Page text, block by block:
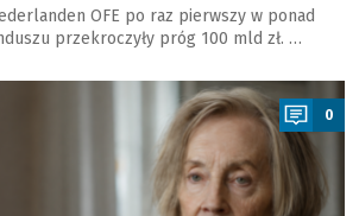
OFE po raz pierwszy w ponad
przekroczyły próg 100 mld zł. …
0